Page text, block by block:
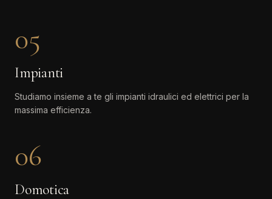
05
Impianti
Studiamo insieme a te gli impianti idraulici ed elettrici per la
massima efficienza.
06
Domotica